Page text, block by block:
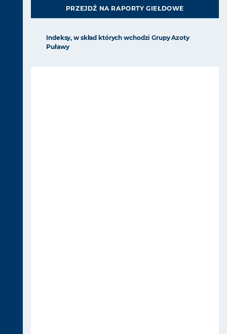
PRZEJDŹ NA RAPORTY GIEŁDOWE
Indeksy, w skład których wchodzi Grupy Azoty
Puławy